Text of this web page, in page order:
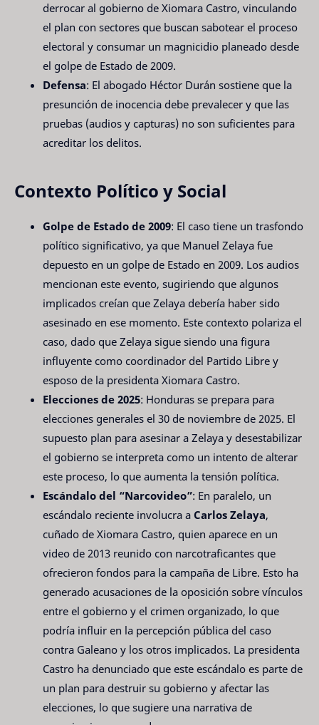
derrocar al gobierno de Xiomara Castro, vinculando
el plan con sectores que buscan sabotear el proceso
electoral y consumar un magnicidio planeado desde
el golpe de Estado de 2009.
Defensa: El abogado Héctor Durán sostiene que la
presunción de inocencia debe prevalecer y que las
pruebas (audios y capturas) no son suficientes para
acreditar los delitos.
Contexto Político y Social
Golpe de Estado de 2009: El caso tiene un trasfondo
político significativo, ya que Manuel Zelaya fue
depuesto en un golpe de Estado en 2009. Los audios
mencionan este evento, sugiriendo que algunos
implicados creían que Zelaya debería haber sido
asesinado en ese momento. Este contexto polariza el
caso, dado que Zelaya sigue siendo una figura
influyente como coordinador del Partido Libre y
esposo de la presidenta Xiomara Castro.
Elecciones de 2025: Honduras se prepara para
elecciones generales el 30 de noviembre de 2025. El
supuesto plan para asesinar a Zelaya y desestabilizar
el gobierno se interpreta como un intento de alterar
este proceso, lo que aumenta la tensión política.
Escándalo del “Narcovideo”: En paralelo, un
escándalo reciente involucra a Carlos Zelaya,
cuñado de Xiomara Castro, quien aparece en un
video de 2013 reunido con narcotraficantes que
ofrecieron fondos para la campaña de Libre. Esto ha
generado acusaciones de la oposición sobre vínculos
entre el gobierno y el crimen organizado, lo que
podría influir en la percepción pública del caso
contra Galeano y los otros implicados. La presidenta
Castro ha denunciado que este escándalo es parte de
un plan para destruir su gobierno y afectar las
elecciones, lo que sugiere una narrativa de